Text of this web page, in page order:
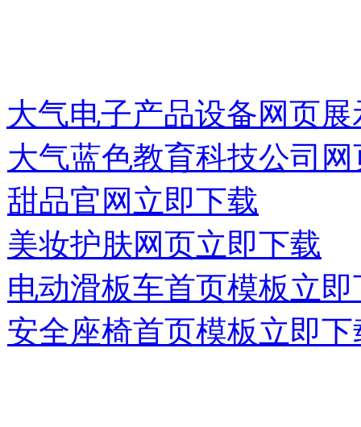
大气电子产品设备网页展
大气蓝色教育科技公司
甜品官网 立即下载
美妆护肤网页立即下载
电动滑板车首页模板立
安全座椅首页模板立即下